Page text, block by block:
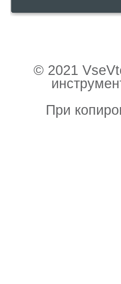
© 2021
При